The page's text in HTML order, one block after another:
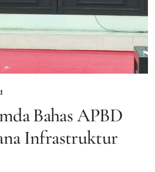
Bahas APBD
Infrastruktur